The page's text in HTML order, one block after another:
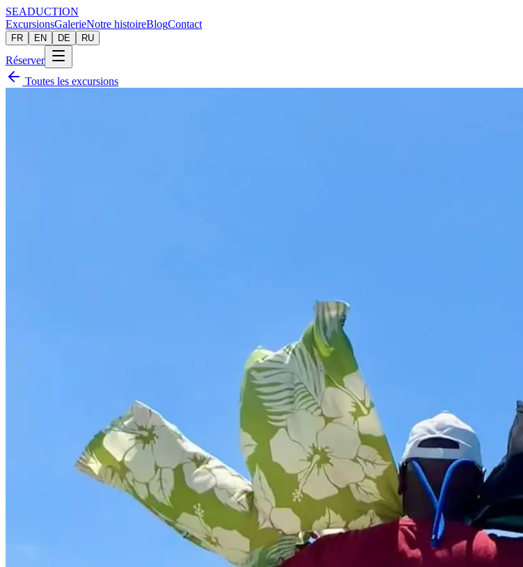
SEADUCTION
ExcursionsGalerieNotre histoireBlogContact
FR EN DE RU
Réserver
Toutes les excursions